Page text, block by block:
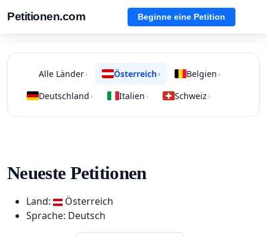
Petitionen.com Beginne eine Petition
Alle Länder› Österreich› Belgien ›
Deutschland › Italien › Schweiz ›
Neueste Petitionen
Land:
Österreich
Sprache: Deutsch